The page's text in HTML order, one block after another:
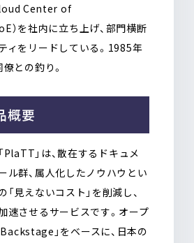
Center of
）を社内に立ち上げ、部門横断
ィをリードしている。1985年
との釣り。
概要
PlaTT」は、散在するドキュメ
ル群、属人化したノウハウとい
見えないコスト」を削減し、
速させるサービスです。オープ
」をベースに、日本の